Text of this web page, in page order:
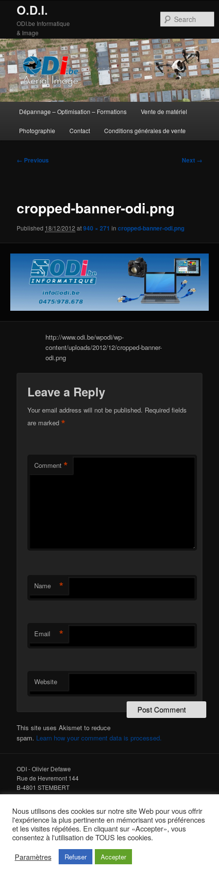
O.D.I.
ODI.be Informatique
& Image
Skip
to
Skip
to
Dépannage – Optimisation – Formations Vente de matériel
Photographie Contact Conditions générales de vente
Image
← Previous Next →
cropped-banner-odi.png
Published 18/12/2012 at940 × 271 incropped-banner-odi.png
http://www.odi.be/wpodi/wp-
content/uploads/2012/12/cropped-banner-
odi.png
Leave a Reply
Your email address will not be published. Required fields
are marked*
Comment *
Name *
Email *
Website
This site uses Akismet to reduce
spam. Learn how your comment data is processed.
ODI - Olivier Defawe
Rue de Hevremont 144
B-4801 STEMBERT
Tel : +32 475 978 678
email :info@odi.be
Web : www.odi.be
Nous utilisons des cookies sur notre site Web pour vous offrir
l'expérience la plus pertinente en mémorisant vos préférences
et les visites répétées. En cliquant sur «Accepter», vous
consentez à l'utilisation de TOUS les cookies.
Paramètres
Refuser Accepter